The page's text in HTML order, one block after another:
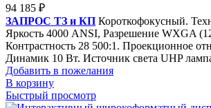
94 185 ₽
ЗАПРОС ТЗ и КП Короткофокусный.
Яркость 4000 ANSI, Разрешение WXGA
Контрастность 28 500:1. Проекционное
Динамик 10 Вт. Источник света UHP
Добавить в пожелания
В корзину
Быстрый просмотр